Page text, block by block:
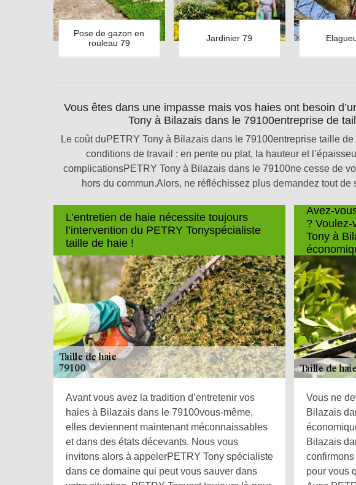
Pose de gazon en
rouleau 79
Jardinier 79
Vous êtes dans une impasse mais vos haies ont besoin
Tony à Bilazais dans le 79100entreprise de
Le coût duPETRY Tony à Bilazais dans le 79100entreprise taille
conditions de travail : en pente ou plat, la hauteur et
complicationsPETRY Tony à Bilazais dans le 79100ne cesse de
hors du commun.Alors, ne réfléchissez plus demandez tout de
L’entretien de haie nécessite toujours
l’intervention du PETRY Tonyspécialiste
taille de haie !
Avant vous avez la tradition d’entretenir vos
haies à Bilazais dans le 79100vous-même,
elles deviennent maintenant méconnaissables
et dans des états décevants. Nous vous
invitons alors à appelerPETRY Tony spécialiste
dans ce domaine qui peut vous sauver dans
Avez-
?
Tony à
Vous ne
Bilazais
Bilazais
confirmons
pour vous